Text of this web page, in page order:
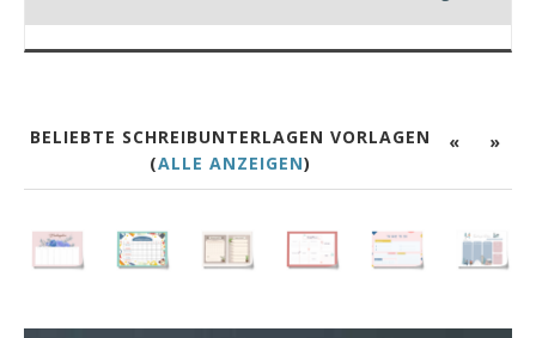
« »
BELIEBTE SCHREIBUNTERLAGEN VORLAGEN
(ALLE ANZEIGEN)